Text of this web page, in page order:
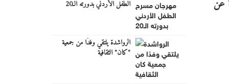
عن
الطفل الأردني بدورته الـ20
الرواشدة يلتقي وفدًا من جمعية
"كان" الثقافية